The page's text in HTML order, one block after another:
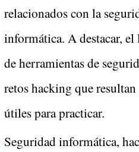
relacionados con la
informática. A destacar, el
de herramientas de
retos hacking que
útiles para practicar.
Seguridad informática,